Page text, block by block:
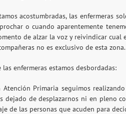
acostumbradas, las enfermeras
o cuando aparentemente
de alzar la voz y reivindicar
no es exclusivo de esta zona.
enfermeras estamos desbordadas:
Primaria seguimos
dejado de desplazarnos ni en pleno
de las personas que acuden para